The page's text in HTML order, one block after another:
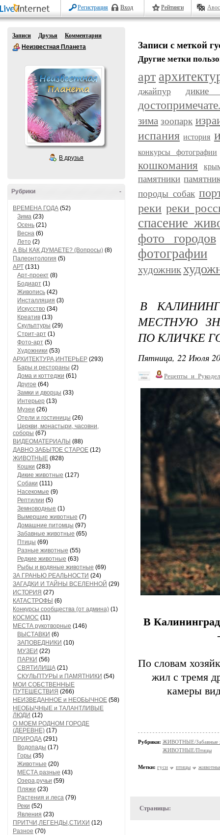
Регистрация Вход Рейтинги
Записи Друзья
Комментарии
Неизвестная Планета
В друзья
-
Рубрики
ВРЕМЕНА ГОДА (52)
Зима (23)
Осень (21)
Весна (6)
Лето (2)
А ВЫ КАК ДУМАЕТЕ? (Вопросы) (8)
Палеонтология (5)
АРТ (131)
Арт-проект (8)
Бодиарт (1)
Живопись (42)
Инсталляция (3)
Искусство (34)
Креатив (13)
Скульптуры (29)
Стрит-арт (1)
Фото-арт (5)
Художники (53)
АРХИТЕКТУРА,ИНТЕРЬЕР (293)
Бары и рестораны (2)
Дома и коттеджи (61)
Другое (64)
Замки и дворцы (33)
Интерьер (13)
Музеи (26)
Отели и гостиницы (26)
Церкви, монастыри, часовни,
соборы (67)
ВИДЕОМАТЕРИАЛЫ (88)
ДАВНО ЗАБЫТОЕ СТАРОЕ (12)
ЖИВОТНЫЕ (828)
Кошки (283)
Дикие животные (127)
Собаки (111)
Насекомые (9)
Рептилии (5)
Земноводные (1)
Вымершие животные (7)
Домашние питомцы (97)
Забавные животные (65)
Птицы (69)
Разные животные (55)
Редкие животные (63)
Рыбы и водяные животные (69)
ЗА ГРАНЬЮ РЕАЛЬНОСТИ (24)
ЗАГАДКИ И ТАЙНЫ ВСЕЛЕННОЙ (29)
ИСТОРИЯ (27)
КАТАСТРОФЫ (6)
Конкурсы сообщества (от админа) (1)
КОСМОС (11)
МЕСТА рукотворные (146)
ВЫСТАВКИ (6)
ЗАПОВЕДНИКИ (10)
МУЗЕИ (22)
ПАРКИ (56)
СВЯТИЛИЩА (21)
СКУЛЬПТУРЫ и ПАМЯТНИКИ (54)
МОИ СОБСТВЕННЫЕ
ПУТЕШЕСТВИЯ (266)
НЕИЗВЕДАННОЕ и НЕОБЫЧНОЕ (58)
НЕОБЫЧНЫЕ и ТАЛАНТЛИВЫЕ
ЛЮДИ (12)
О МОЕМ РОДНОМ ГОРОДЕ
(ДЕРЕВНЕ) (17)
ПРИРОДА (291)
Водопады (17)
Горы (35)
Животные (20)
МЕСТА разные (43)
Озера,ручьи (59)
Пляжи (23)
Растения и леса (79)
Реки (52)
Явления (23)
ПРИТЧИ,ЛЕГЕНДЫ,СТИХИ (12)
Разное (70)
Записи с меткой
Другие метки
арт
джайпур дикие
зима зоопарк
испания история
конкурсы фотографии
кошкомания
памятники
породы собак
реки реки
спасение
фото городов
фотографии
художник
В
МЕСТНУЮ
ПО КЛИЧКЕ
Пятница, 22 Июля
В
По словам
жил с тремя
камеры
Рубрики: ЖИВОТНЫЕ/Забавные
ЖИВОТНЫЕ/Птицы
Метки: гуси птицы
Страницы: